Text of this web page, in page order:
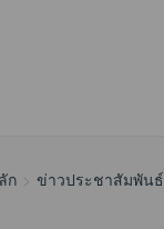
ก ข่าวประชาสัมพันธ์